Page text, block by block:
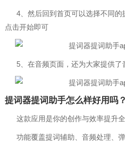
4、然后回到首页可以选择不同的
点击开始即可
5、在音频页面，还为大家提供
提词器提词助手怎么样好用吗？
这款应用是你的创作与效率提升
功能覆盖提词辅助、音频处理、